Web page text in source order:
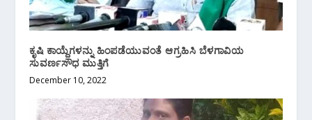
ಕೃಷಿ ಕಾಯ್ದೆಗಳನ್ನು ಹಿಂಪಡೆಯುವಂತೆ ಆಗ್ರಹಿಸಿ ಬೆಳಗಾವಿಯ
ಸುವರ್ಣಸೌಧ ಮುತ್ತಿಗೆ
December 10, 2022